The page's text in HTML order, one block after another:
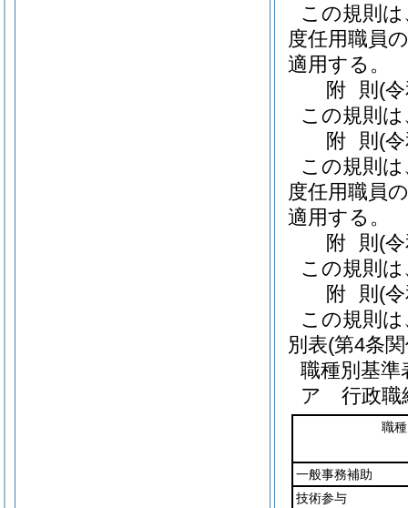
この規則
度任用職員
適用する。
附 則 (
この規則
附 則 (
この規則
度任用職員
適用する。
附 則 (
この規則
附 則 (
この規則
別表(第4条
職種別基準
ア 行政職
職種
一般事務補助
技術参与